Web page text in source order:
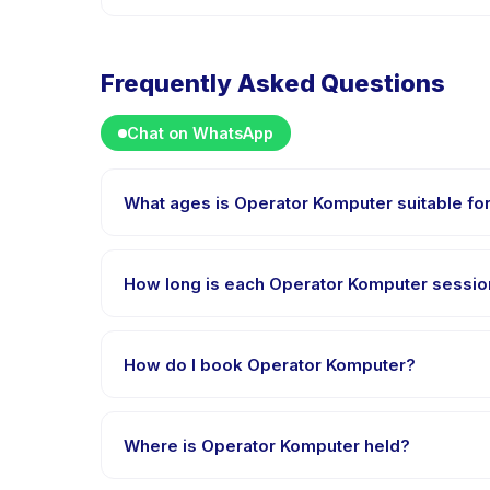
Frequently Asked Questions
Chat on WhatsApp
What ages is Operator Komputer suitable
appropriately challenged.
How long is each Operator Komputer
How do I book Operator Komputer?
after payment is processed.
Where is Operator Komputer held?